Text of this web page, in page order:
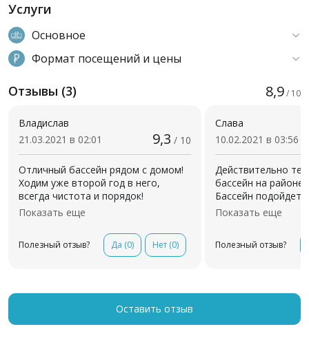
Услуги
Основное
Формат посещений и цены
Отзывы (3) 8,9/ 10
Владислав
21.03.2021 в 02:01
9,3 / 10
Отличный бассейн рядом с домом!
Ходим уже второй год в него,
всегда чистота и порядок!
Администраторы всегда подберут
удобное расписание. Отдельное
спасибо тренерам!!! К каждому
ребёнку индивидуальный подход,
теперь сын плавает лучше нас)
Показать еще
Полезный отзыв? Да (0) Нет (0)
Слава
10.02.2021 в 03:56
Действительно
бассейн на
Бассейн подойдет
новорожденным,
научить ребенка
взрослых
аквааэробике,
научился. Никогда
Показать еще
Полезный отзыв?
Оставить отзыв